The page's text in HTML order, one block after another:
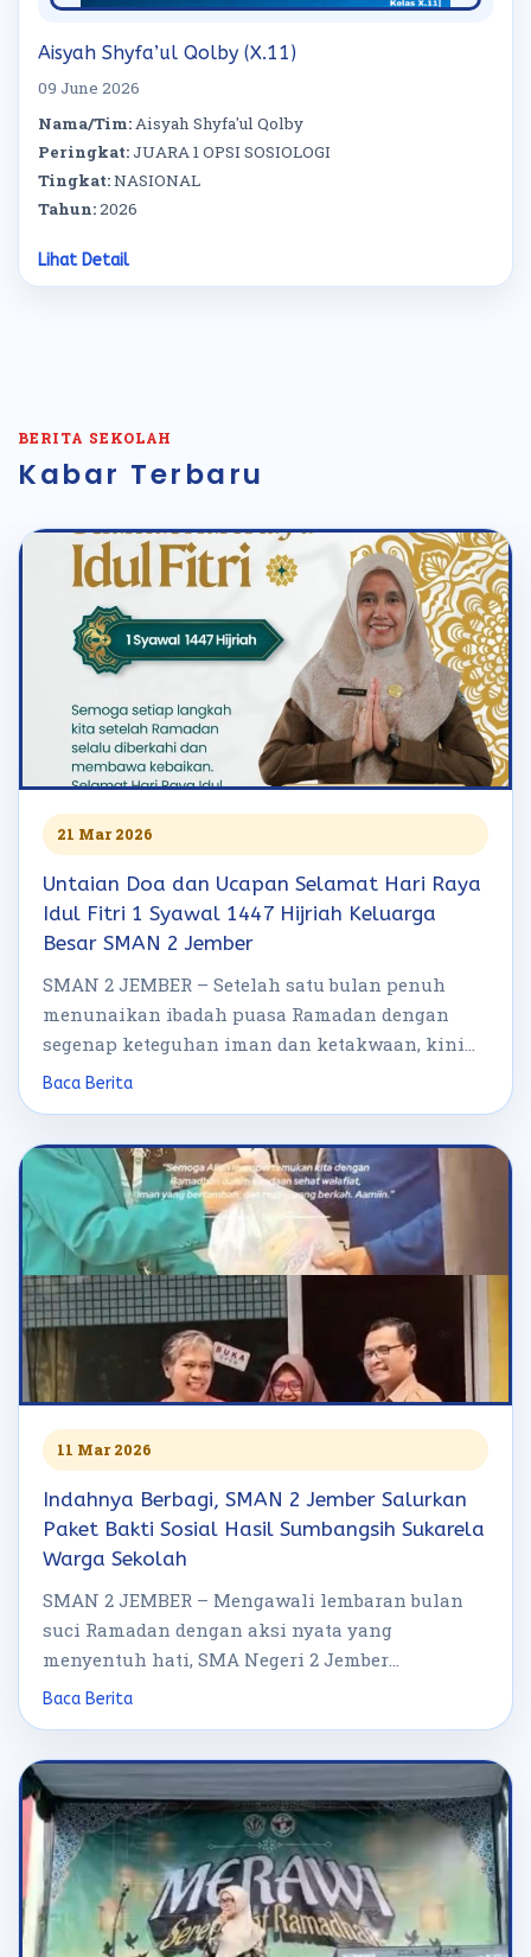
Aisyah Shyfa’ul Qolby (X.11)
09 June 2026
Nama/Tim:Aisyah Shyfa'ul Qolby
Peringkat:JUARA 1 OPSI SOSIOLOGI
Tingkat:NASIONAL
Tahun:2026
Lihat Detail
BERITA SEKOLAH
Kabar Terbaru
21 Mar 2026
Untaian Doa dan Ucapan Selamat Hari Raya
Idul Fitri 1 Syawal 1447 Hijriah Keluarga
Besar SMAN 2 Jember
SMAN 2 JEMBER – Setelah satu bulan penuh
menunaikan ibadah puasa Ramadan dengan
segenap keteguhan iman dan ketakwaan, kini
hari […]
Baca Berita
11 Mar 2026
Indahnya Berbagi, SMAN 2 Jember Salurkan
Paket Bakti Sosial Hasil Sumbangsih Sukarela
Warga Sekolah
SMAN 2 JEMBER – Mengawali lembaran bulan
suci Ramadan dengan aksi nyata yang
menyentuh hati, SMA Negeri 2 Jember
menggelar […]
Baca Berita